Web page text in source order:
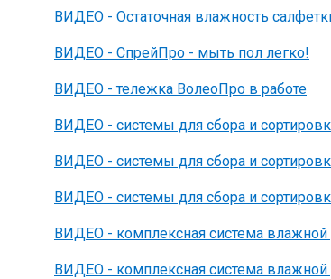
ВИДЕО - Остаточная влажность
ВИДЕО - СпрейПро - мыть пол легко!
ВИДЕО - тележка ВолеоПро в работе
ВИДЕО - системы для сбора и
ВИДЕО - системы для сбора и
ВИДЕО - системы для сбора и
ВИДЕО - комплексная система влажной
ВИДЕО - комплексная система